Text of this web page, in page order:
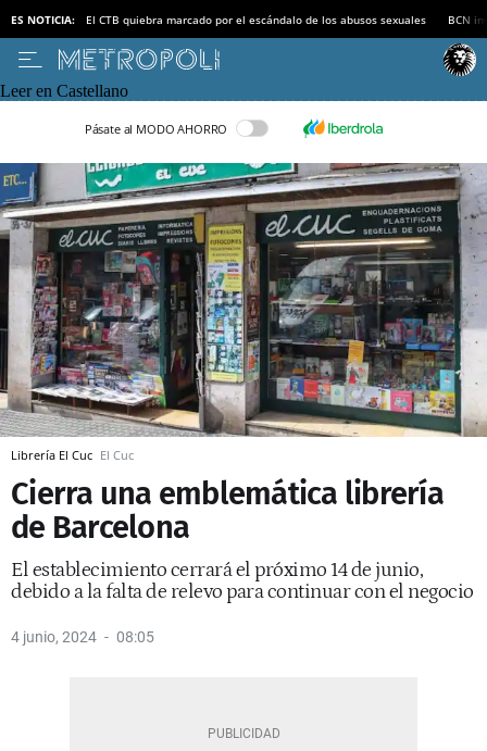
ES NOTICIA: El CTB quiebra marcado por el escándalo de los abusos sexuales BCN
Leer en Castellano
Pásate al MODO AHORRO
Librería El Cuc El Cuc
Cierra una emblemática librería
de Barcelona
El establecimiento cerrará el próximo 14 de junio,
debido a la falta de relevo para continuar con el negocio
4 junio, 2024 08:05